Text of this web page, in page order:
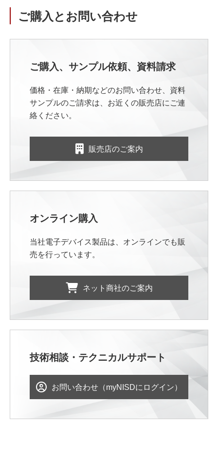
ご購入とお問い合わせ
ご購入、サンプル依頼、資料請求
価格・在庫・納期などのお問い合わせ、資料
サンプルのご請求は、お近くの販売店にご連
絡ください。
販売店のご案内
オンライン購入
当社電子デバイス製品は、オンラインでも販
売を行っています。
ネット商社のご案内
技術相談・テクニカルサポート
お問い合わせ（myNISDにログイン）